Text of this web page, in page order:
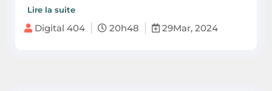
Lire la suite
Digital 404 20h48 29Mar, 2024